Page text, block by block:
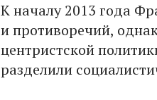
К началу 2013 года
и противоречий,
центристской
разделили